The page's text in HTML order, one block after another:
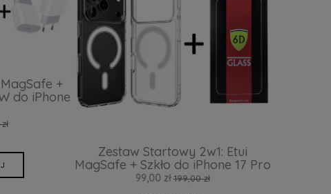
+
do iPhone
Zestaw Startowy 2w1: Etui
MagSafe + Szkło do iPhone 17 Pro
99,00 zł 199,00 zł